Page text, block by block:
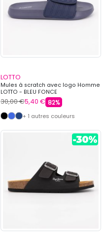
LOTTO
Mules à scratch avec logo Homme
LOTTO - BLEU FONCE
30,00 €5,40 € 82%
+ 1 autres couleurs